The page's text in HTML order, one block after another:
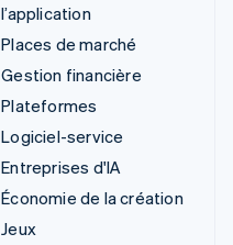
l’application
Places de marché
Gestion financière
Plateformes
Logiciel-service
Entreprises d'IA
Économie de la création
Jeux